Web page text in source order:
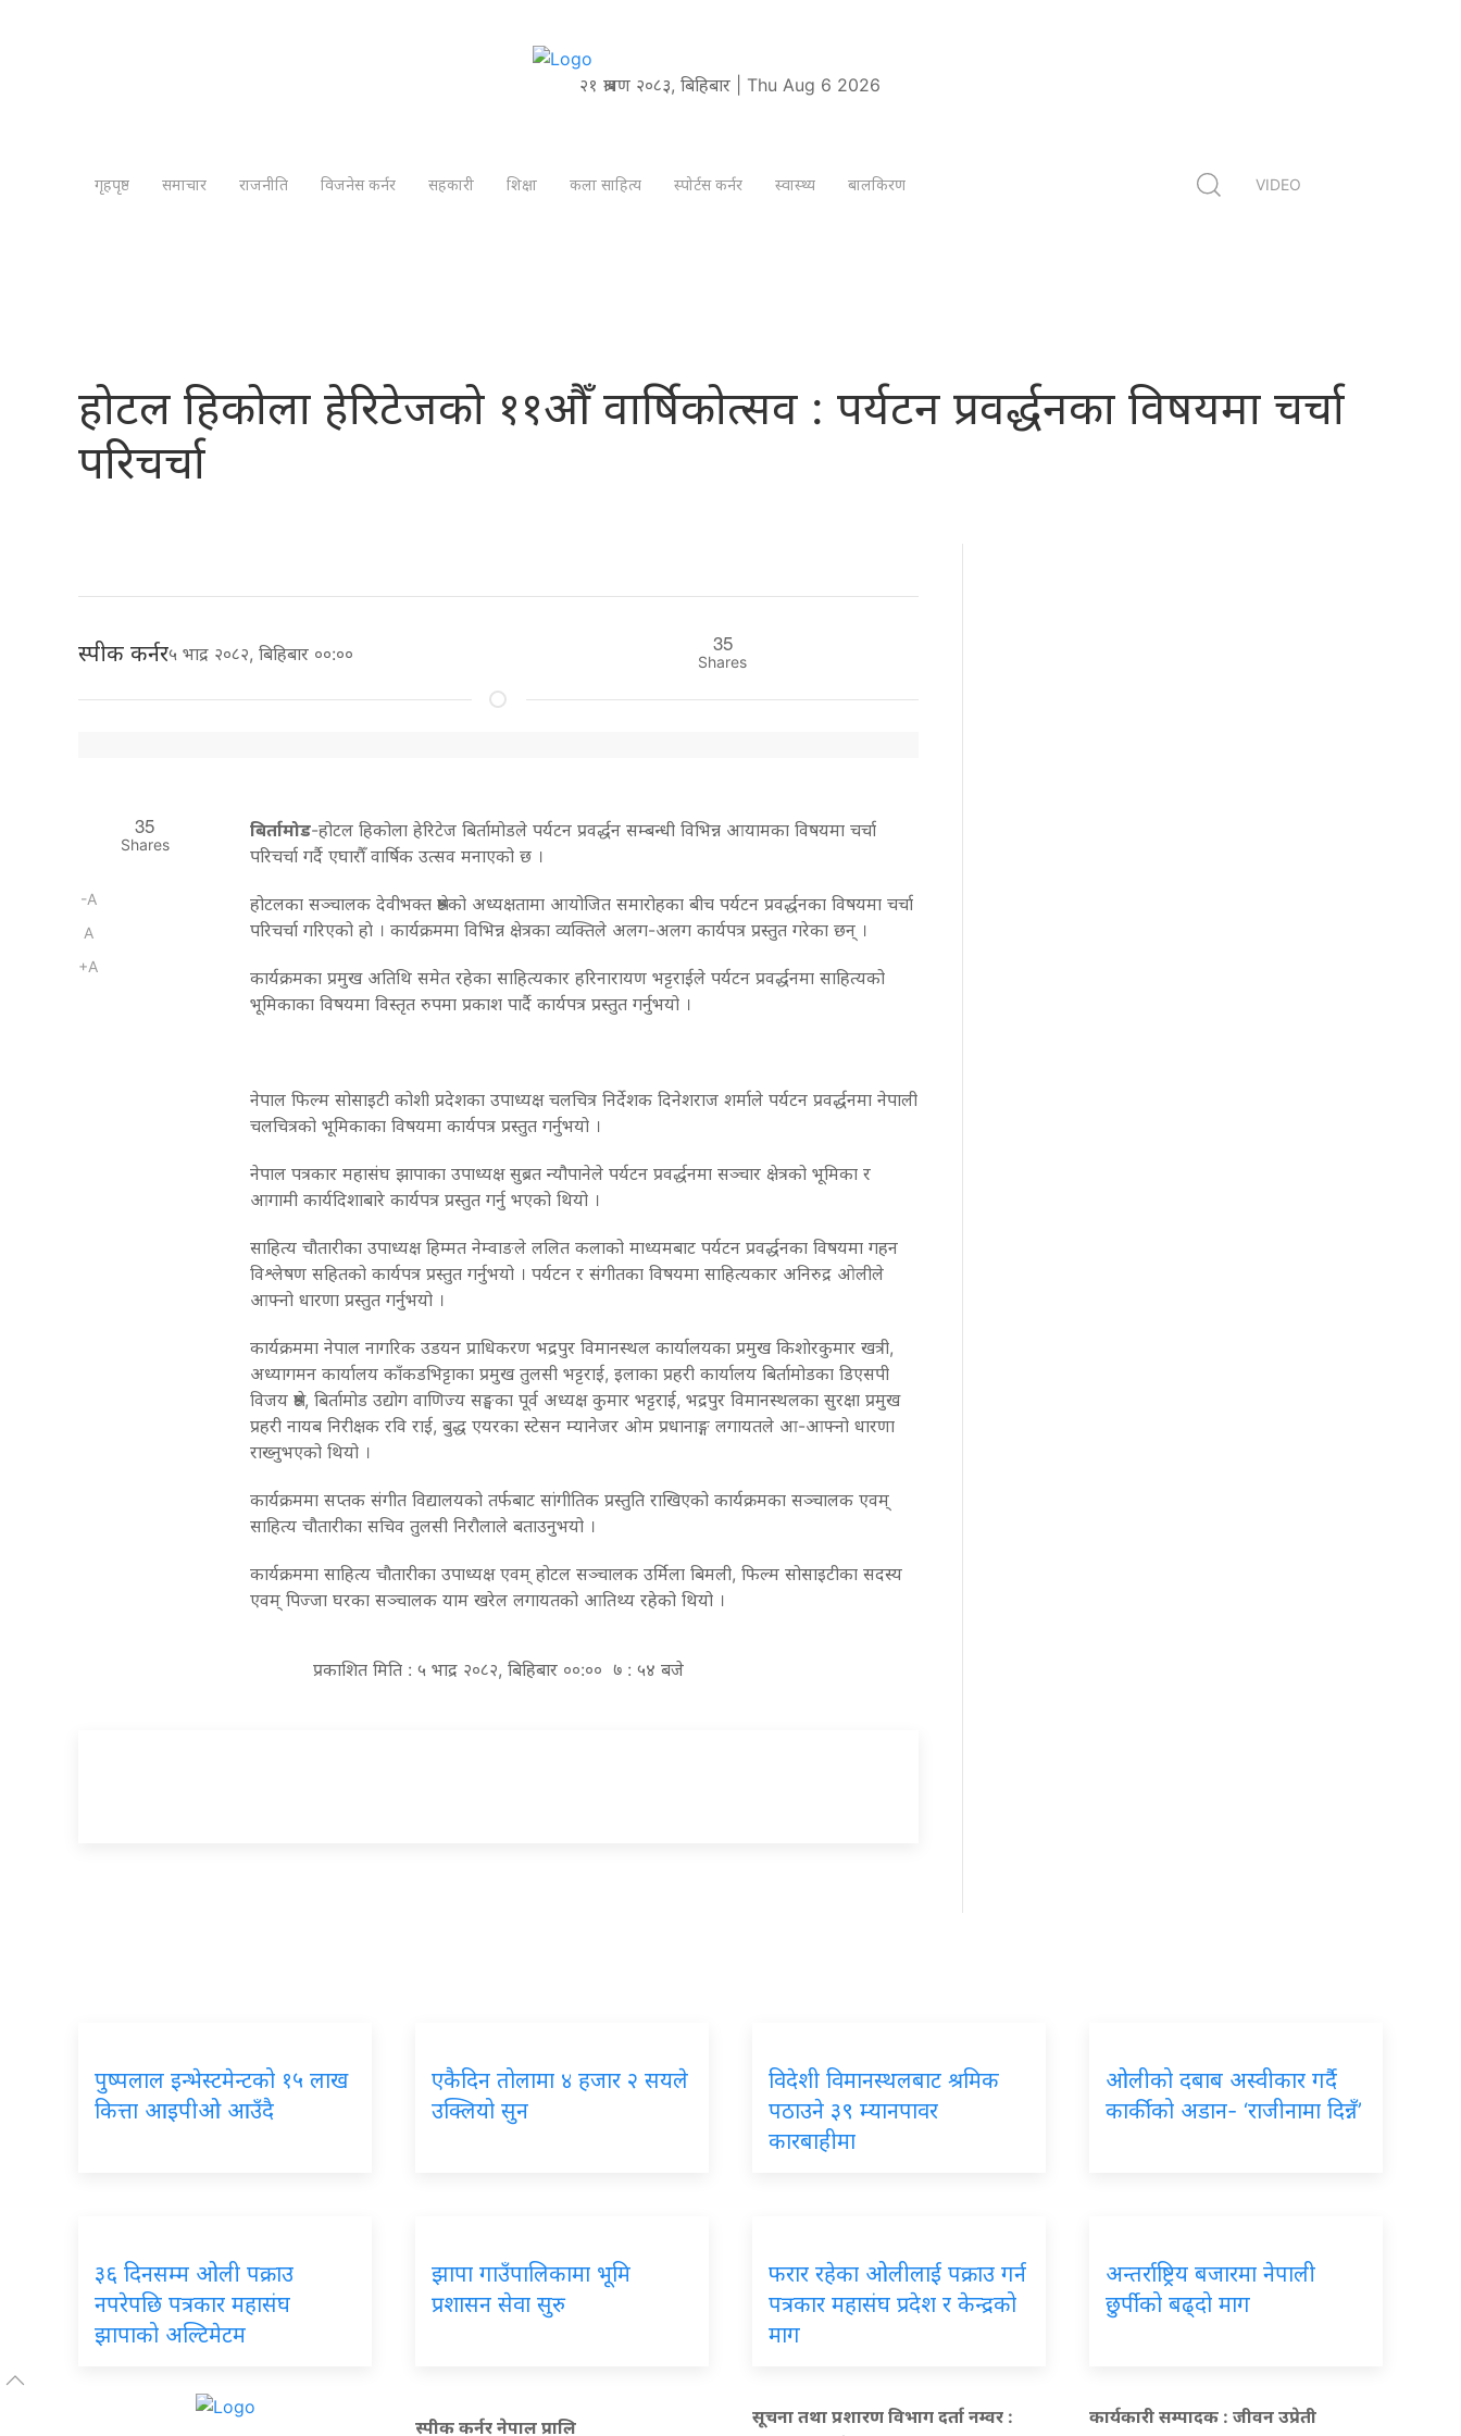
२१ श्रावण २०८३, बिहिबार | Thu Aug 6 2026
गृहपृष्ठ समाचार राजनीति विजनेस कर्नर सहकारी शिक्षा कला साहित्य स्पोर्टस कर्नर स्वास्थ्य बालकिरण VIDEO
होटल हिकोला हेरिटेजको ११औँ वार्षिकाेत्सव : पर्यटन प्रवर्द्धनका विषयमा चर्चा
परिचर्चा
स्पीक कर्नर५ भाद्र २०८२, बिहिबार ००:०० 35
Shares
35
Shares
-A
A
+A
बिर्तामोड-होटल हिकोला हेरिटेज बिर्तामोडले पर्यटन प्रवर्द्धन सम्बन्धी विभिन्न आयामका विषयमा चर्चा
परिचर्चा गर्दै एघारौँ वार्षिक उत्सव मनाएको छ ।
होटलका सञ्चालक देवीभक्त श्रेष्ठको अध्यक्षतामा आयोजित समारोहका बीच पर्यटन प्रवर्द्धनका विषयमा चर्चा
परिचर्चा गरिएको हाे । कार्यक्रममा विभिन्न क्षेत्रका व्यक्तिले अलग-अलग कार्यपत्र प्रस्तुत गरेका छन् ।
कार्यक्रमका प्रमुख अतिथि समेत रहेका साहित्यकार हरिनारायण भट्टराईले पर्यटन प्रवर्द्धनमा साहित्यको
भूमिकाका विषयमा विस्तृत रुपमा प्रकाश पार्दै कार्यपत्र प्रस्तुत गर्नुभयो ।
नेपाल फिल्म सोसाइटी कोशी प्रदेशका उपाध्यक्ष चलचित्र निर्देशक दिनेशराज शर्माले पर्यटन प्रवर्द्धनमा नेपाली
चलचित्रको भूमिकाका विषयमा कार्यपत्र प्रस्तुत गर्नुभयो ।
नेपाल पत्रकार महासंघ झापाका उपाध्यक्ष सुब्रत न्यौपानेले पर्यटन प्रवर्द्धनमा सञ्चार क्षेत्रको भूमिका र
आगामी कार्यदिशाबारे कार्यपत्र प्रस्तुत गर्नु भएको थियो ।
साहित्य चौतारीका उपाध्यक्ष हिम्मत नेम्वाङले ललित कलाको माध्यमबाट पर्यटन प्रवर्द्धनका विषयमा गहन
विश्लेषण सहितको कार्यपत्र प्रस्तुत गर्नुभयो । पर्यटन र संगीतका विषयमा साहित्यकार अनिरुद्र ओलीले
आफ्नो धारणा प्रस्तुत गर्नुभयो ।
कार्यक्रममा नेपाल नागरिक उडयन प्राधिकरण भद्रपुर विमानस्थल कार्यालयका प्रमुख किशाेरकुमार खत्री,
अध्यागमन कार्यालय काँकडभिट्टाका प्रमुख तुलसी भट्टराई, इलाका प्रहरी कार्यालय बिर्तामोडका डिएसपी
विजय श्रेष्ठ, बिर्तामोड उद्योग वाणिज्य सङ्घका पूर्व अध्यक्ष कुमार भट्टराई, भद्रपुर विमानस्थलका सुरक्षा प्रमुख
प्रहरी नायब निरीक्षक रवि राई, बुद्ध एयरका स्टेसन म्यानेजर ओम प्रधानाङ्ग लगायतले आ-आफ्नो धारणा
राख्नुभएको थियो ।
कार्यक्रममा सप्तक संगीत विद्यालयको तर्फबाट सांगीतिक प्रस्तुति राखिएको कार्यक्रमका सञ्चालक एवम्
साहित्य चौतारीका सचिव तुलसी निरौलाले बताउनुभयो ।
कार्यक्रममा साहित्य चौतारीका उपाध्यक्ष एवम् होटल सञ्चालक उर्मिला बिमली, फिल्म सोसाइटीका सदस्य
एवम् पिज्जा घरका सञ्चालक याम खरेल लगायतको आतिथ्य रहेको थियो ।
प्रकाशित मिति : ५ भाद्र २०८२, बिहिबार ००:०० ७ : ५४ बजे
पुष्पलाल इन्भेस्टमेन्टको १५ लाख
कित्ता आइपीओ आउँदै
एकैदिन तोलामा ४ हजार २ सयले
उक्लियो सुन
विदेशी विमानस्थलबाट श्रमिक
पठाउने ३९ म्यानपावर
कारबाहीमा
ओलीको दबाब अस्वीकार गर्दै
कार्कीको अडान- ‘राजीनामा दिन्नँ’
३६ दिनसम्म ओली पक्राउ
नपरेपछि पत्रकार महासंघ
झापाको अल्टिमेटम
झापा गाउँपालिकामा भूमि
प्रशासन सेवा सुरु
फरार रहेका ओलीलाई पक्राउ गर्न
पत्रकार महासंघ प्रदेश र केन्द्रको
माग
अन्तर्राष्ट्रिय बजारमा नेपाली
छुर्पीको बढ्दो माग
स्पीक कर्नर नेपाल प्रालि
सूचना तथा प्रशारण विभाग दर्ता नम्वर :
कार्यकारी सम्पादक : जीवन उप्रेती